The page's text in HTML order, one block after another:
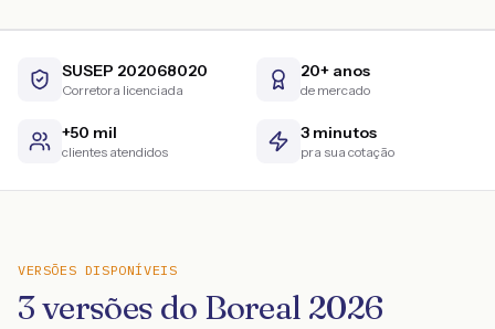
SUSEP 202068020
Corretora licenciada
20+ anos
de mercado
+50 mil
clientes atendidos
3 minutos
pra sua cotação
VERSÕES DISPONÍVEIS
3versões do Boreal 2026